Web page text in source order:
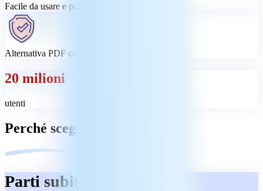
Facile da usare e potente
Alternativa PDF conveniente
20 milioni
utenti
Perché scegliere MobiPDF?
Parti subito alla grande